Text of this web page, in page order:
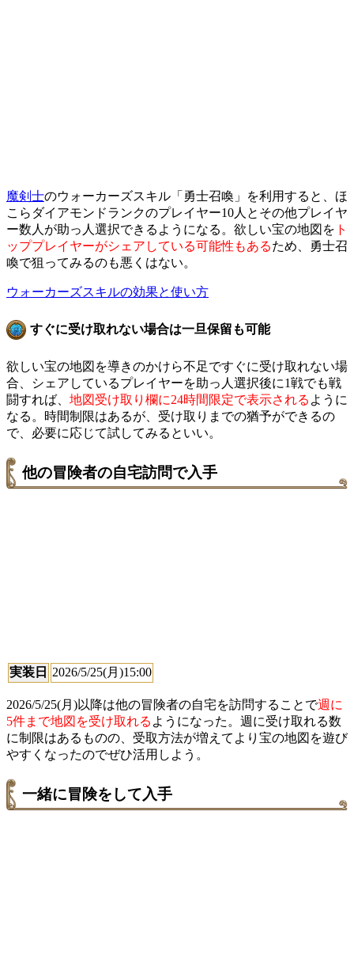
魔剣士のウォーカーズスキル「勇士召喚」を利用すると、ほ
こらダイアモンドランクのプレイヤー10人とその他プレイヤ
ー数人が助っ人選択できるようになる。欲しい宝の地図を ト
ッププレイヤーがシェアしている可能性もあるため、勇士召
喚で狙ってみるのも悪くはない。
ウォーカーズスキルの効果と使い方
すぐに受け取れない場合は一旦保留も可能
欲しい宝の地図を導きのかけら不足ですぐに受け取れない場
合、シェアしているプレイヤーを助っ人選択後に1戦でも戦
闘すれば、 地図受け取り欄に24時間限定で表示される ように
なる。時間制限はあるが、受け取りまでの猶予ができるの
で、必要に応じて試してみるといい。
他の冒険者の自宅訪問で入手
実装日 2026/5/25(月)15:00
2026/5/25(月)以降は他の冒険者の自宅を訪問することで週に
5件まで地図を受け取れる ようになった。週に受け取れる数
に制限はあるものの、受取方法が増えてより宝の地図を遊び
やすくなったのでぜひ活用しよう。
一緒に冒険をして入手